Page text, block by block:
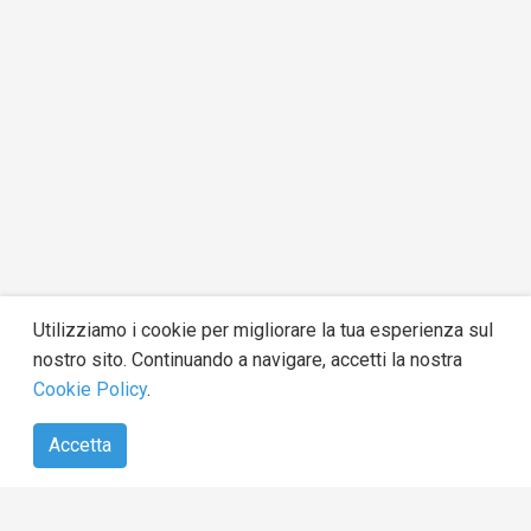
Chi Siamo
Signshare.org è una piattaforma indipendente di petizioni
Utilizziamo i cookie per migliorare la tua esperienza sul
nostro sito. Continuando a navigare, accetti la nostra
Cookie Policy.
Accetta